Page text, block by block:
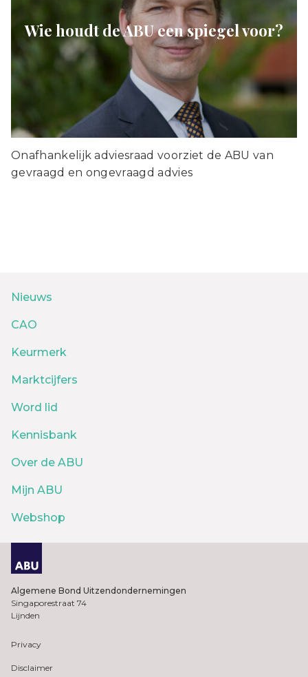
Wie houdt de ABU een spiegel voor?
Onafhankelijk adviesraad voorziet de ABU van
gevraagd en ongevraagd advies
Nieuws
CAO
Keurmerk
Marktcijfers
Word lid
Kennisbank
Over de ABU
Mijn ABU
Webshop
Algemene Bond Uitzendondernemingen
Singaporestraat 74
Lijnden
Privacy
Disclaimer